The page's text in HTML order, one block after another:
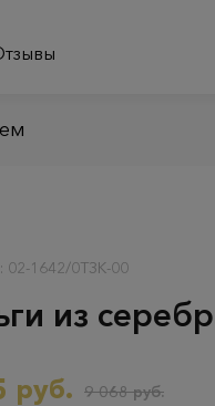
1642/0ТЗК-00
из
руб. 9 068 руб.